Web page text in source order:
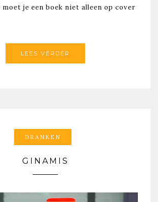
moet je een boek niet alleen op cover
LEES VERDER
DRANKEN
GINAMIS